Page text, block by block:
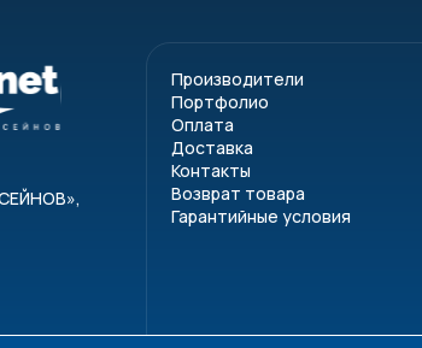
,
Производители
Портфолио
Оплата
Доставка
Контакты
Возврат товара
Гарантийные условия